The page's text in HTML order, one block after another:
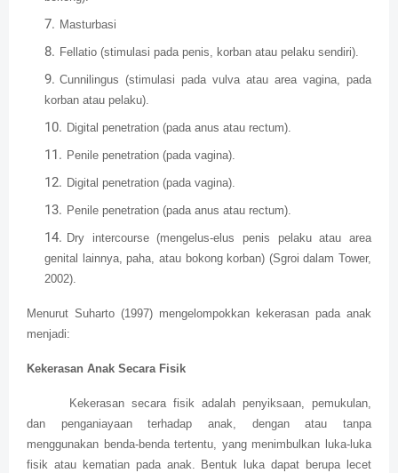
Masturbasi
Fellatio (stimulasi pada penis, korban atau pelaku sendiri).
Cunnilingus (stimulasi pada vulva atau area vagina, pada
korban atau pelaku).
Digital penetration (pada anus atau rectum).
Penile penetration (pada vagina).
Digital penetration (pada vagina).
Penile penetration (pada anus atau rectum).
Dry intercourse (mengelus-elus penis pelaku atau area
genital lainnya, paha, atau bokong korban) (Sgroi dalam Tower,
2002).
Menurut Suharto (1997) mengelompokkan kekerasan pada anak
menjadi:
Kekerasan Anak Secara Fisik
Kekerasan secara fisik adalah penyiksaan, pemukulan,
dan penganiayaan terhadap anak, dengan atau tanpa
menggunakan benda-benda tertentu, yang menimbulkan luka-luka
fisik atau kematian pada anak. Bentuk luka dapat berupa lecet